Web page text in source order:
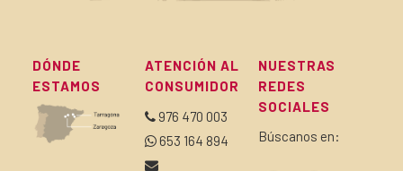
DÓNDE
ESTAMOS
ATENCIÓN AL
CONSUMIDOR
976 470 003
653 164 894
NUESTRAS
REDES
SOCIALES
Búscanos en: